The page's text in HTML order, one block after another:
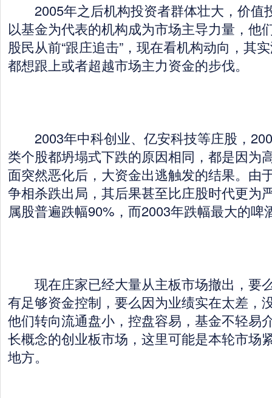
2005年之后机构投资者群体壮大，价值
以基金为代表的机构成为市场主导力量，他
股民从前“跟庄追击”，现在看机构动向，其
都想跟上或者超越市场主力资金的步伐。
2003年中科创业、亿安科技等庄股，
类个股都坍塌式下跌的原因相同，都是因为
面突然恶化后，大资金出逃触发的结果。由
争相杀跌出局，其后果甚至比庄股时代更为
属股普遍跌幅90%，而2003年跌幅最大的啤
现在庄家已经大量从主板市场撤出，要
有足够资金控制，要么因为业绩实在太差，
他们转向流通盘小，控盘容易，基金不轻易
长概念的创业板市场，这里可能是本轮市场
地方。